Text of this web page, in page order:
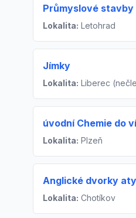
Průmyslové stavby
Lokalita: Letohrad
Jímky
Lokalita: Liberec
úvodní Chemie do
Lokalita: Plzeň
Anglické dvorky
Lokalita: Chotíkov